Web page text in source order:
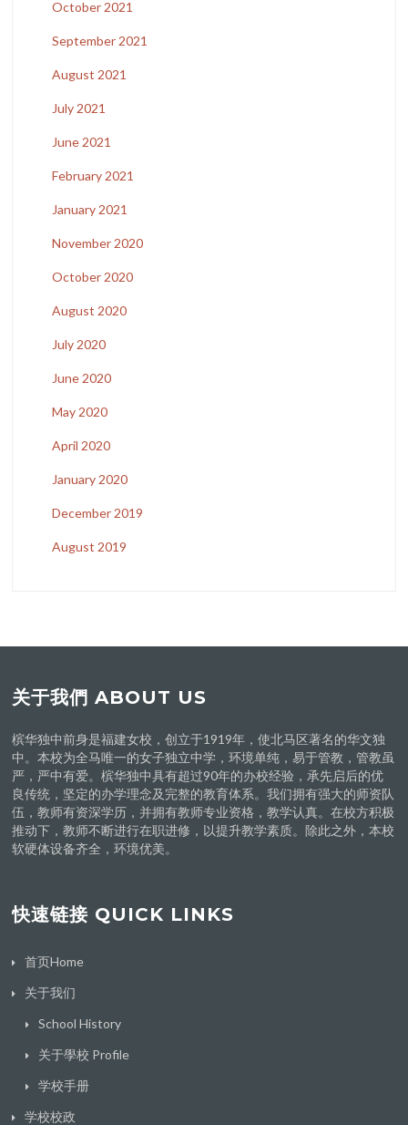
October 2021
September 2021
August 2021
July 2021
June 2021
February 2021
January 2021
November 2020
October 2020
August 2020
July 2020
June 2020
May 2020
April 2020
January 2020
December 2019
August 2019
关于我們 ABOUT US
槟华独中前身是福建女校，创立于1919年，使北马区著名的华文独
中。本校为全马唯一的女子独立中学，环境单纯，易于管教，管教虽
严，严中有爱。槟华独中具有超过90年的办校经验，承先启后的优
良传统，坚定的办学理念及完整的教育体系。我们拥有强大的师资队
伍，教师有资深学历，并拥有教师专业资格，教学认真。在校方积极
推动下，教师不断进行在职进修，以提升教学素质。除此之外，本校
软硬体设备齐全，环境优美。
快速链接 QUICK LINKS
首页Home
关于我们
School History
关于學校 Profile
学校手册
学校校政